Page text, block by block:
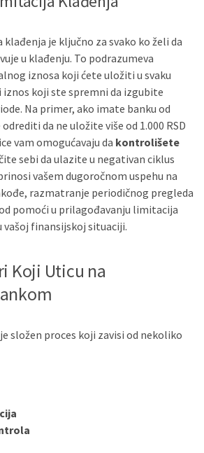
je ključno za svako ko želi da
u klađenju. To podrazumeva
iznosa koji ćete uložiti u svaku
iznos koji ste spremni da izgubite
Na primer, ako imate banku od
da ne uložite više od 1.000 RSD
vam omogućavaju da kontrolišete
sebi da ulazite u negativan ciklus
vašem dugoročnom uspehu na
razmatranje periodičnog pregleda
pomoći u prilagođavanju limitacija
vašoj finansijskoj situaciji.
Koji Uticu na
složen proces koji zavisi od nekoliko